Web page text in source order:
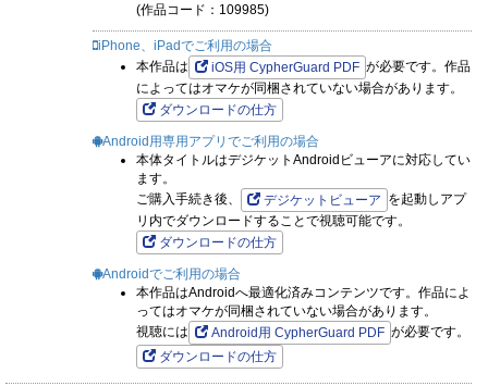
(作品コード：109985)
iPhone、iPadでご利用の場合
本作品は
iOS用 CypherGuard PDF が必要です。作品
によってはオマケが同梱されていない場合があります。
ダウンロードの仕方
Android用専用アプリでご利用の場合
本体タイトルはデジケットAndroidビューアに対応してい
ます。
ご購入手続き後、
デジケットビューア を起動しアプ
リ内でダウンロードすることで視聴可能です。
ダウンロードの仕方
Androidでご利用の場合
本作品はAndroidへ最適化済みコンテンツです。作品によ
ってはオマケが同梱されていない場合があります。
視聴には
Android用 CypherGuard PDF が必要です。
ダウンロードの仕方